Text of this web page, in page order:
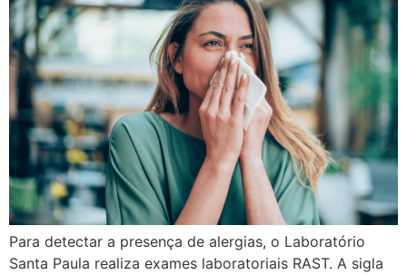
Para detectar a presença de alergias, o Laboratório
Santa Paula realiza exames laboratoriais RAST. A sigla